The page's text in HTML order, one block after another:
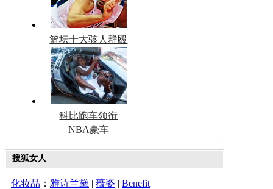
篮坛十大骇人群殴
科比跑车领衔
NBA豪车
搜狐女人
化妆品 ： 雅诗兰黛 | 薇姿 | Benefit